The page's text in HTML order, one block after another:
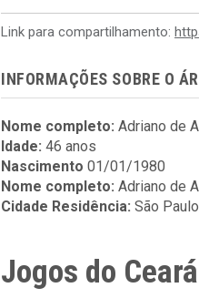
Link para compartilhamento:
INFORMAÇÕES SOBRE O
Nome completo: Adriano de
Idade: 46 anos
Nascimento 01/01/1980
Nome completo: Adriano de
Cidade Residência: São
Jogos do Ceará